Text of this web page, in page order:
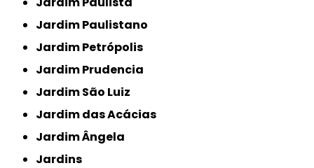
Jardim Paulistano
Jardim Petrópolis
Jardim Prudencia
Jardim São Luiz
Jardim das Acácias
Jardim Ângela
Jardins